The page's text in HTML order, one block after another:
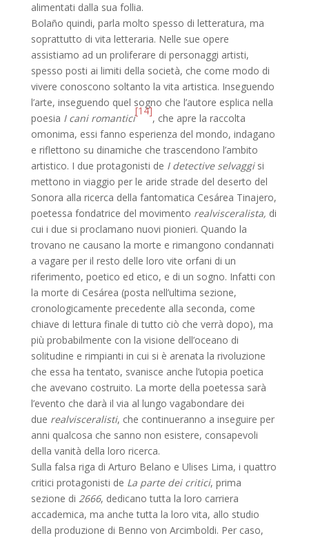
alimentati dalla sua follia.
Bolaño quindi, parla molto spesso di letteratura, ma
soprattutto di vita letteraria. Nelle sue opere
assistiamo ad un proliferare di personaggi artisti,
spesso posti ai limiti della società, che come modo di
vivere conoscono soltanto la vita artistica. Inseguendo
l’arte, inseguendo quel sogno che l’autore esplica nella
poesia I cani romantici
[14]
, che apre la raccolta
omonima, essi fanno esperienza del mondo, indagano
e riflettono su dinamiche che trascendono l’ambito
artistico. I due protagonisti de I detective selvaggi si
mettono in viaggio per le aride strade del deserto del
Sonora alla ricerca della fantomatica Cesárea Tinajero,
poetessa fondatrice del movimento realvisceralista, di
cui i due si proclamano nuovi pionieri. Quando la
trovano ne causano la morte e rimangono condannati
a vagare per il resto delle loro vite orfani di un
riferimento, poetico ed etico, e di un sogno. Infatti con
la morte di Cesárea (posta nell’ultima sezione,
cronologicamente precedente alla seconda, come
chiave di lettura finale di tutto ciò che verrà dopo), ma
più probabilmente con la visione dell’oceano di
solitudine e rimpianti in cui si è arenata la rivoluzione
che essa ha tentato, svanisce anche l’utopia poetica
che avevano costruito. La morte della poetessa sarà
l’evento che darà il via al lungo vagabondare dei
due realvisceralisti, che continueranno a inseguire per
anni qualcosa che sanno non esistere, consapevoli
della vanità della loro ricerca.
Sulla falsa riga di Arturo Belano e Ulises Lima, i quattro
critici protagonisti de La parte dei critici, prima
sezione di 2666, dedicano tutta la loro carriera
accademica, ma anche tutta la loro vita, allo studio
della produzione di Benno von Arcimboldi. Per caso,